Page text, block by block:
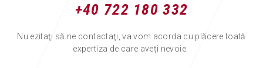
+40 722 180 332
Nu ezitaţi să ne contactaţi, va vom acorda cu plăcere toată
expertiza de care aveți nevoie.